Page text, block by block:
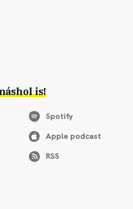
is!
Spotify
Apple podcast
RSS